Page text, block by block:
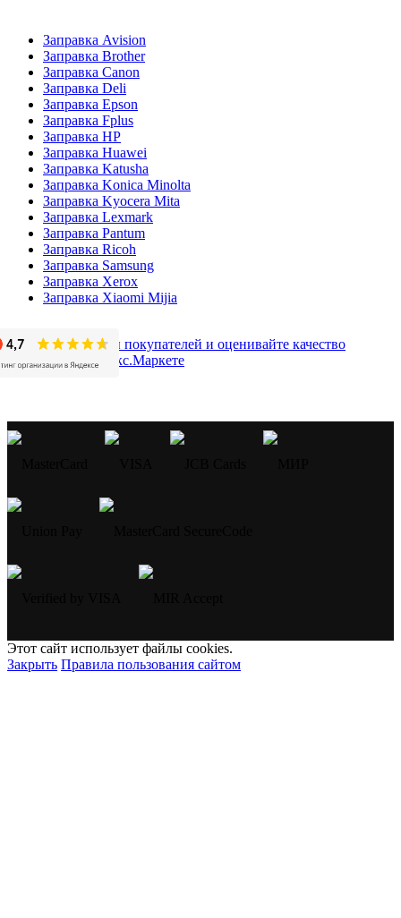
Заправка Avision
Заправка Brother
Заправка Canon
Заправка Deli
Заправка Epson
Заправка Fplus
Заправка HP
Заправка Huawei
Заправка Katusha
Заправка Konica Minolta
Заправка Kyocera Mita
Заправка Lexmark
Заправка Pantum
Заправка Ricoh
Заправка Samsung
Заправка Xerox
Заправка Xiaomi Mijia
Этот сайт использует файлы cookies.
Закрыть Правила пользования сайтом